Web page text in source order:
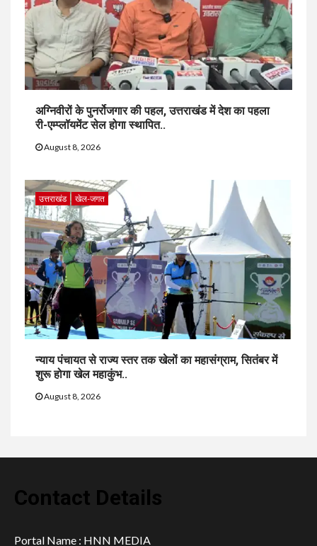
अग्निवीरों के पुनर्रोजगार की पहल, उत्तराखंड में देश का पहला
री-एम्प्लॉयमेंट सेल होगा स्थापित..
August 8, 2026
उत्तराखंड खेल-जगत
न्याय पंचायत से राज्य स्तर तक खेलों का महासंग्राम, सितंबर में
शुरू होगा खेल महाकुंभ..
August 8, 2026
Contact Details
Portal Name : HNN MEDIA